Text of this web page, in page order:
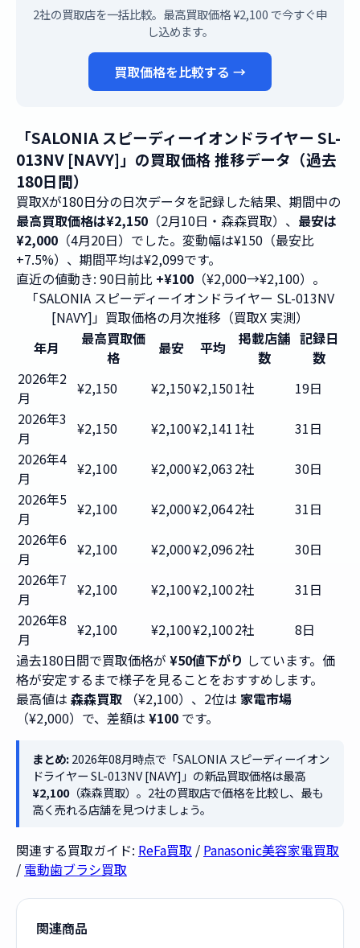
2社の買取店を一括比較。最高買取価格 ¥2,100 で今すぐ申
し込めます。
買取価格を比較する →
「SALONIA スピーディーイオンドライヤー SL-
013NV [NAVY]」の買取価格 推移データ（過去
180日間）
買取Xが180日分の日次データを記録した結果、期間中の
最高買取価格は¥2,150 （2月10日・森森買取）、 最安は
¥2,000 （4月20日）でした。変動幅は¥150（最安比
+7.5%）、期間平均は¥2,099です。
直近の値動き: 90日前比 +¥100 （¥2,000→¥2,100）。
「SALONIA スピーディーイオンドライヤー SL-013NV
[NAVY]」買取価格の月次推移（買取X 実測）
年月
最高買取価
格
最安 平均
掲載店舗
数
記録日
数
2026年2
月
¥2,150 ¥2,150¥2,1501社
19日
2026年3
月
¥2,150 ¥2,100¥2,141 1社
31日
2026年4
月
¥2,100 ¥2,000¥2,0632社
30日
2026年5
月
¥2,100 ¥2,000¥2,0642社
31日
2026年6
月
¥2,100 ¥2,000¥2,0962社
30日
2026年7
月
¥2,100 ¥2,100¥2,1002社
31日
2026年8
月
¥2,100 ¥2,100¥2,1002社
8日
過去180日間で買取価格が ¥50値下がり しています。価
格が安定するまで様子を見ることをおすすめします。
最高値は 森森買取 （¥2,100）、2位は 家電市場
（¥2,000）で、差額は ¥100 です。
まとめ:2026年08月時点で「SALONIA スピーディーイオン
ドライヤー SL-013NV [NAVY]」の新品買取価格は最高
¥2,100（森森買取）。2社の買取店で価格を比較し、最も
高く売れる店舗を見つけましょう。
関連する買取ガイド: ReFa買取 / Panasonic美容家電買取
/ 電動歯ブラシ買取
関連商品